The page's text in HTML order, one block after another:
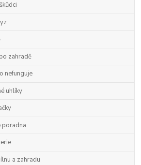
zahradě
nefunguje
uhlíky
a zahradu